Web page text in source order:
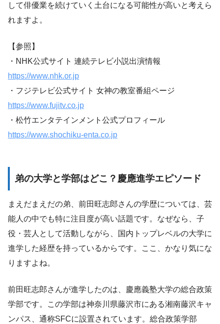
して俳優業を続けていく土台になる可能性が高いと考えら
れますよ。
【参照】
・NHK公式サイト 連続テレビ小説出演情報
https://www.nhk.or.jp
・フジテレビ公式サイト 女神の教室番組ページ
https://www.fujitv.co.jp
・松竹エンタテインメント公式プロフィール
https://www.shochiku-enta.co.jp
弟の大学と学部はどこ？慶應進学エピソード
まえだまえだの弟、前田旺志郎さんの学歴については、芸
能人の中でも特に注目度が高い話題です。なぜなら、子
役・芸人として活動しながら、国内トップレベルの大学に
進学した経歴を持っているからです。ここ、かなり気にな
りますよね。
前田旺志郎さんが進学したのは、慶應義塾大学の総合政策
学部です。この学部は神奈川県藤沢市にある湘南藤沢キャ
ンパス、通称SFCに設置されています。総合政策学部